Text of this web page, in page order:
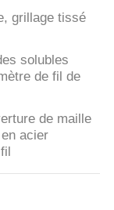
grillage tissé
solubles
de fil de
de maille
acier